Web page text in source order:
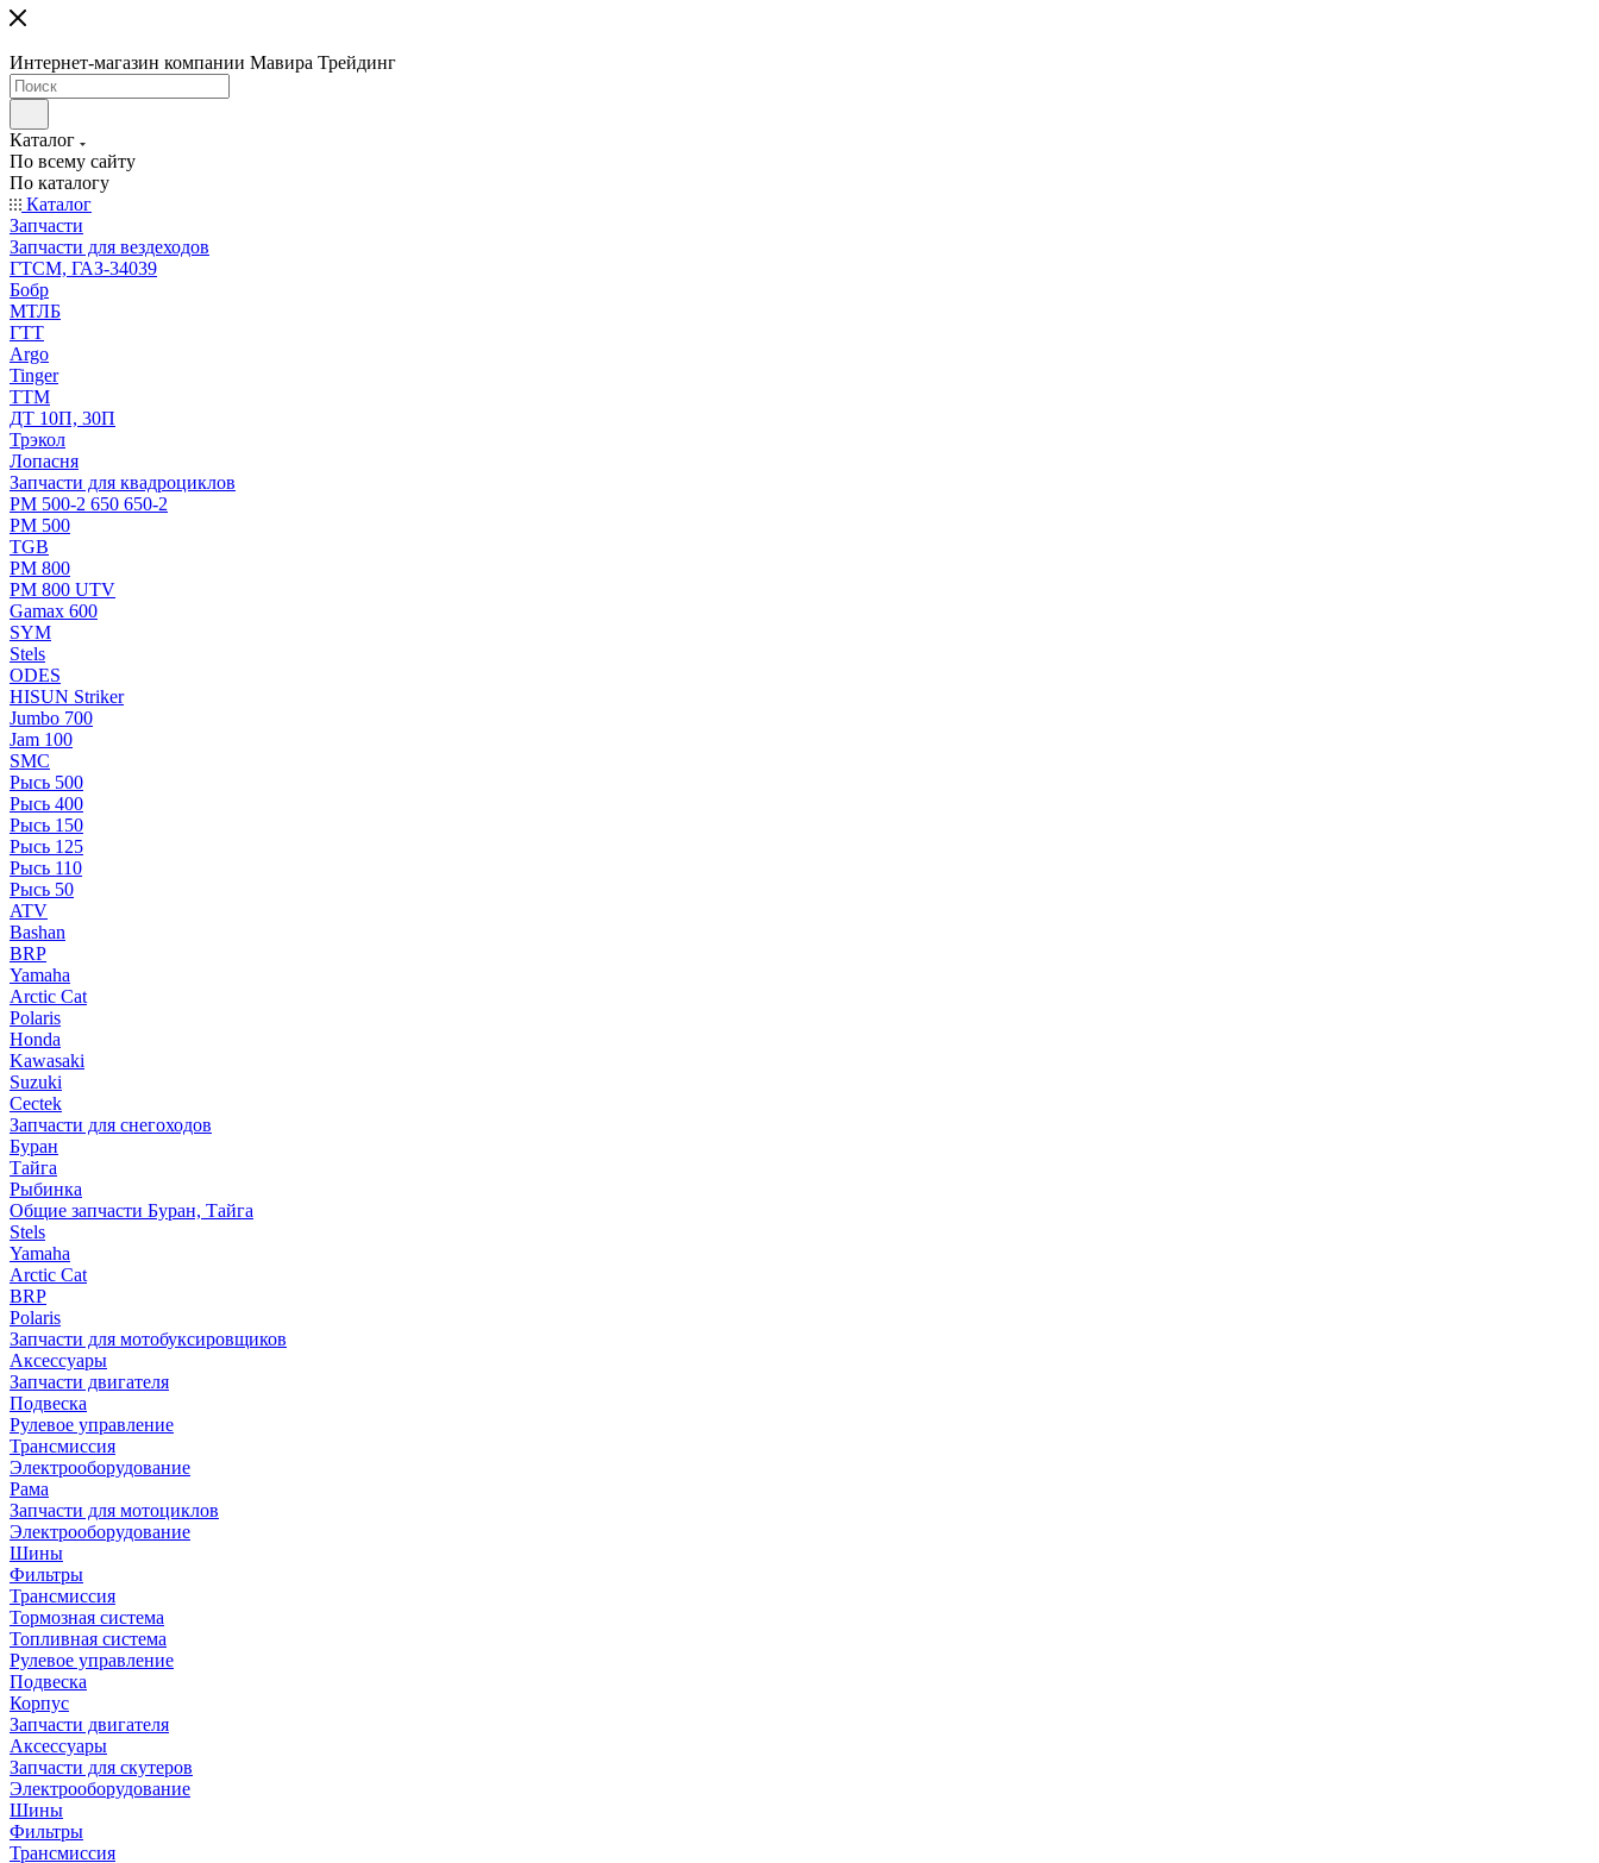
Интернет-магазин компании Мавира Трейдинг
Каталог
По всему сайту
По каталогу
Каталог
Запчасти
Запчасти для вездеходов
ГТСМ, ГАЗ-34039
Бобр
МТЛБ
ГТТ
Argo
Tinger
ТТМ
ДТ 10П, 30П
Трэкол
Лопасня
Запчасти для квадроциклов
РМ 500-2 650 650-2
РМ 500
TGB
РМ 800
РМ 800 UTV
Gamax 600
SYM
Stels
ОDЕS
HISUN Striker
Jumbo 700
Jam 100
SMC
Рысь 500
Рысь 400
Рысь 150
Рысь 125
Рысь 110
Рысь 50
ATV
Bashan
BRP
Yamaha
Arctic Cat
Polaris
Honda
Kawasaki
Suzuki
Cectek
Запчасти для снегоходов
Буран
Тайга
Рыбинка
Общие запчасти Буран, Тайга
Stels
Yamaha
Arctic Cat
BRP
Polaris
Запчасти для мотобуксировщиков
Аксессуары
Запчасти двигателя
Подвеска
Рулевое управление
Трансмиссия
Электрооборудование
Рама
Запчасти для мотоциклов
Электрооборудование
Шины
Фильтры
Трансмиссия
Тормозная система
Топливная система
Рулевое управление
Подвеска
Корпус
Запчасти двигателя
Аксессуары
Запчасти для скутеров
Электрооборудование
Шины
Фильтры
Трансмиссия